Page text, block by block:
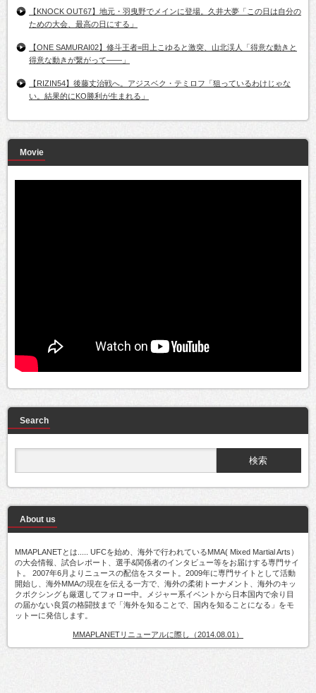
【KNOCK OUT67】地元・羽曳野でメインに登場。久井大夢「この日は自分の
ための大会、最高の日にする」
【ONE SAMURAI02】修斗王者=田上こゆると激突、山北渓人「得意な動きと
得意な動きが繋がって――」
【RIZIN54】後藤丈治戦へ。アジスベク・テミロフ「狙っているわけじゃな
い。結果的にKO勝利が生まれる」
Movie
Search
About us
MMAPLANETとは..... UFCを始め、海外で行われているMMA( Mixed Martial Arts）
の大会情報、試合レポート、選手&関係者のインタビュー等をお届けする専門サイ
ト。 2007年6月よりニュースの配信をスタート。2009年に専門サイトとして活動
開始し、海外MMAの現在を伝える一方で、海外の柔術トーナメント、海外のキッ
クボクシングも厳選してフォロー中。メジャー系イベントから日本国内で余り目
の届かない良質の格闘技まで「海外を知ることで、国内を知ることになる」をモ
ットーに発信します。
MMAPLANETリニューアルに際し（2014.08.01）